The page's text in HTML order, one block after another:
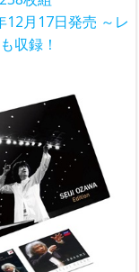
12月17日発売 ～レ
収録！